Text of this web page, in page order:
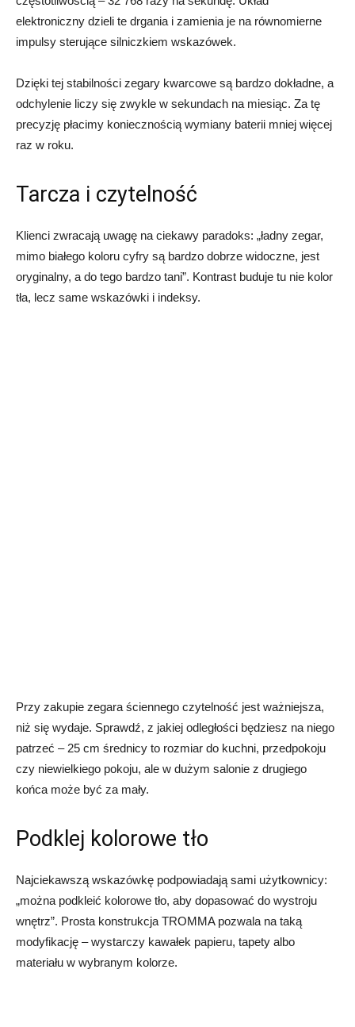
elektroniczny dzieli te drgania i zamienia je na równomierne
impulsy sterujące silniczkiem wskazówek.
Dzięki tej stabilności zegary kwarcowe są bardzo dokładne, a
odchylenie liczy się zwykle w sekundach na miesiąc. Za tę
precyzję płacimy koniecznością wymiany baterii mniej więcej
raz w roku.
Tarcza i czytelność
Klienci zwracają uwagę na ciekawy paradoks: „ładny zegar,
mimo białego koloru cyfry są bardzo dobrze widoczne, jest
oryginalny, a do tego bardzo tani”. Kontrast buduje tu nie kolor
tła, lecz same wskazówki i indeksy.
Przy zakupie zegara ściennego czytelność jest ważniejsza,
niż się wydaje. Sprawdź, z jakiej odległości będziesz na niego
patrzeć – 25 cm średnicy to rozmiar do kuchni, przedpokoju
czy niewielkiego pokoju, ale w dużym salonie z drugiego
końca może być za mały.
Podklej kolorowe tło
Najciekawszą wskazówkę podpowiadają sami użytkownicy:
„można podkleić kolorowe tło, aby dopasować do wystroju
wnętrz”. Prosta konstrukcja TROMMA pozwala na taką
modyfikację – wystarczy kawałek papieru, tapety albo
materiału w wybranym kolorze.